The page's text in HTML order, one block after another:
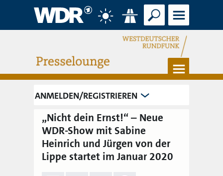
Verkehr
Suche Menü
Menü
ANMELDEN/REGISTRIEREN
„Nicht dein Ernst!“ – Neue
WDR-Show mit Sabine
Heinrich und Jürgen von der
Lippe startet im Januar 2020